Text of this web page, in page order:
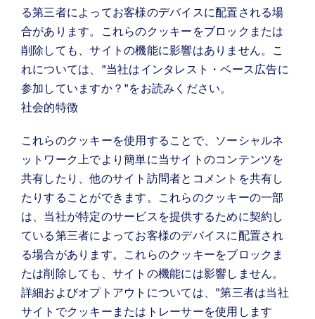
る第三者によってお客様のデバイスに配置される場
合があります。これらのクッキーをブロックまたは
削除しても、サイトの機能に影響はありません。こ
れについては、"当社はインタレスト・ベース広告に
参加していますか？"をお読みください。
社会的特徴
これらのクッキーを使用することで、ソーシャルネ
ットワーク上でより簡単に当サイトのコンテンツを
共有したり、他のサイト訪問者とコメントを共有し
たりすることができます。これらのクッキーの一部
は、当社が特定のサービスを提供するために契約し
ている第三者によってお客様のデバイスに配置され
る場合があります。これらのクッキーをブロックま
たは削除しても、サイトの機能には影響しません。
詳細およびオプトアウトについては、"第三者は当社
サイトでクッキーまたはトレーサーを使用します